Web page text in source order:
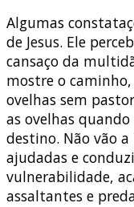
Algumas
de Jesus. Ele
cansaço da
mostre o
ovelhas sem
as ovelhas
destino. Não vão
ajudadas e
vulnerabilidade,
assaltantes e